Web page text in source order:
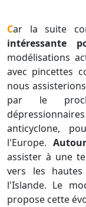
Car la suite
intéressante
modélisations
avec pincettes
nous
par le
anticyclone,
l'Europe.
assister à une
vers les
l'Islande. Le
propose cette